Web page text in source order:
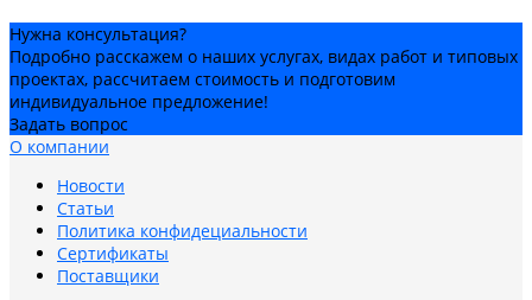
Нужна консультация?
Подробно расскажем о наших услугах, видах работ и типовых
проектах, рассчитаем стоимость и подготовим
индивидуальное предложение!
Задать вопрос
О компании
Новости
Статьи
Политика конфидециальности
Сертификаты
Поставщики